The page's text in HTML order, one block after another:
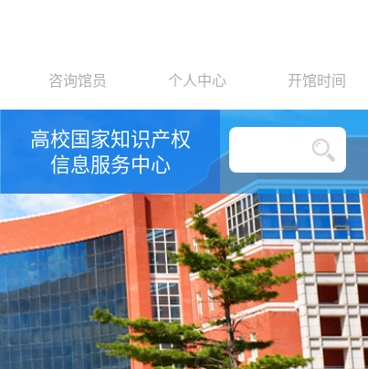
咨询馆员 个人中心 开馆时间
高校国家知识产权
信息服务中心